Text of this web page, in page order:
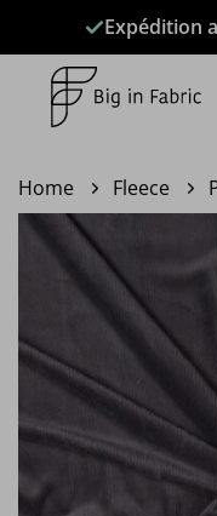
contenu
Expédition
Home Fleece